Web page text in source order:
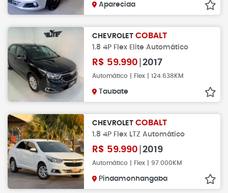
Aparecida
CHEVROLET COBALT
1.8 4P Flex Elite Automático
R$ 59.990 2017
Automático | Flex | 124.638KM
Taubate
CHEVROLET COBALT
1.8 4P Flex LTZ Automático
R$ 59.990 2019
Automático | Flex | 97.000KM
Pindamonhangaba